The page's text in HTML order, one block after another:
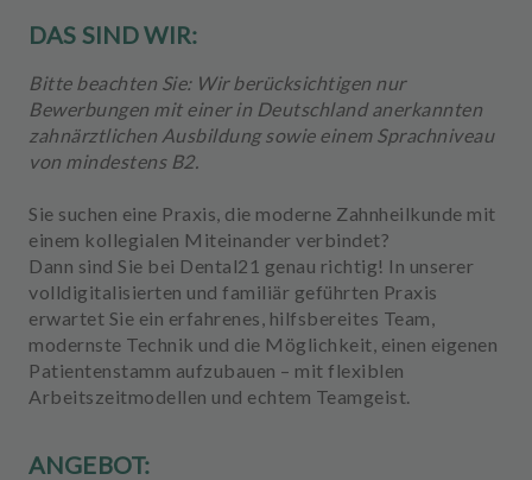
DAS SIND WIR:
Bitte beachten Sie: Wir berücksichtigen nur
Bewerbungen mit einer in Deutschland anerkannten
zahnärztlichen Ausbildung sowie einem Sprachniveau
von mindestens B2.
Sie suchen eine Praxis, die moderne Zahnheilkunde mit
einem kollegialen Miteinander verbindet?
Dann sind Sie bei Dental21 genau richtig! In unserer
volldigitalisierten und familiär geführten Praxis
erwartet Sie ein erfahrenes, hilfsbereites Team,
modernste Technik und die Möglichkeit, einen eigenen
Patientenstamm aufzubauen – mit flexiblen
Arbeitszeitmodellen und echtem Teamgeist.
ANGEBOT: